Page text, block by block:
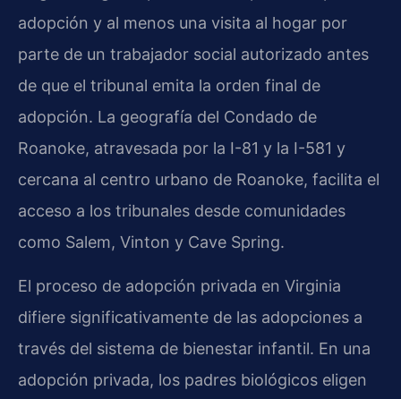
adopción y al menos una visita al hogar por
parte de un trabajador social autorizado antes
de que el tribunal emita la orden final de
adopción. La geografía del Condado de
Roanoke, atravesada por la I-81 y la I-581 y
cercana al centro urbano de Roanoke, facilita el
acceso a los tribunales desde comunidades
como Salem, Vinton y Cave Spring.
El proceso de adopción privada en Virginia
difiere significativamente de las adopciones a
través del sistema de bienestar infantil. En una
adopción privada, los padres biológicos eligen